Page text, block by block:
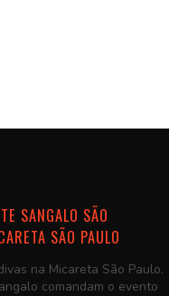
SANGALO SÃO
SÃO PAULO
na Micareta São Paulo.
comandam o evento